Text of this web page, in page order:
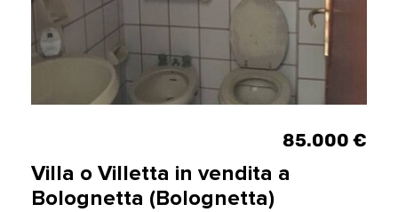
Villa o Villetta in vendita a
Bolognetta (Bolognetta)
85.000 €